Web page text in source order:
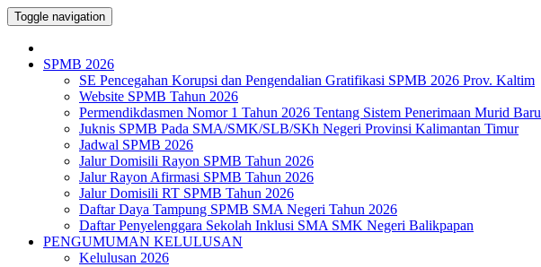
Toggle navigation
SPMB 2026
SE Pencegahan Korupsi dan Pengendalian Gratifikasi SPMB 2026 Prov. Kaltim
Website SPMB Tahun 2026
Permendikdasmen Nomor 1 Tahun 2026 Tentang Sistem Penerimaan Murid Baru
Juknis SPMB Pada SMA/SMK/SLB/SKh Negeri Provinsi Kalimantan Timur
Jadwal SPMB 2026
Jalur Domisili Rayon SPMB Tahun 2026
Jalur Rayon Afirmasi SPMB Tahun 2026
Jalur Domisili RT SPMB Tahun 2026
Daftar Daya Tampung SPMB SMA Negeri Tahun 2026
Daftar Penyelenggara Sekolah Inklusi SMA SMK Negeri Balikpapan
PENGUMUMAN KELULUSAN
Kelulusan 2026